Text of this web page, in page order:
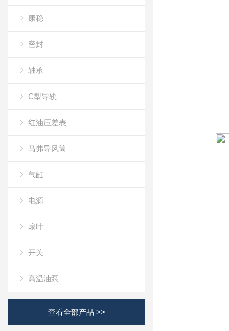
康稳
密封
轴承
C型导轨
红油压差表
马弗导风筒
气缸
电源
扇叶
开关
高温油泵
查看全部产品 >>